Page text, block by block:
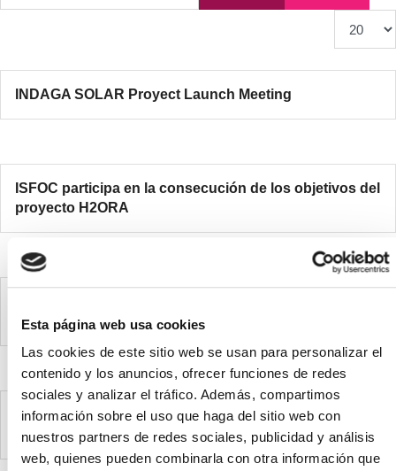
Esta página web usa cookies
Las cookies de este sitio web se usan para personalizar el
contenido y los anuncios, ofrecer funciones de redes
sociales y analizar el tráfico. Además, compartimos
información sobre el uso que haga del sitio web con
nuestros partners de redes sociales, publicidad y análisis
web, quienes pueden combinarla con otra información que
INDAGA SOLAR Proyect Launch Meeting
ISFOC participa en la consecución de los objetivos del
proyecto H2ORA
H2ORA project
REUNIÓN DE LANZAMIENTO DEL PROYECTO
INDAGA SOLAR